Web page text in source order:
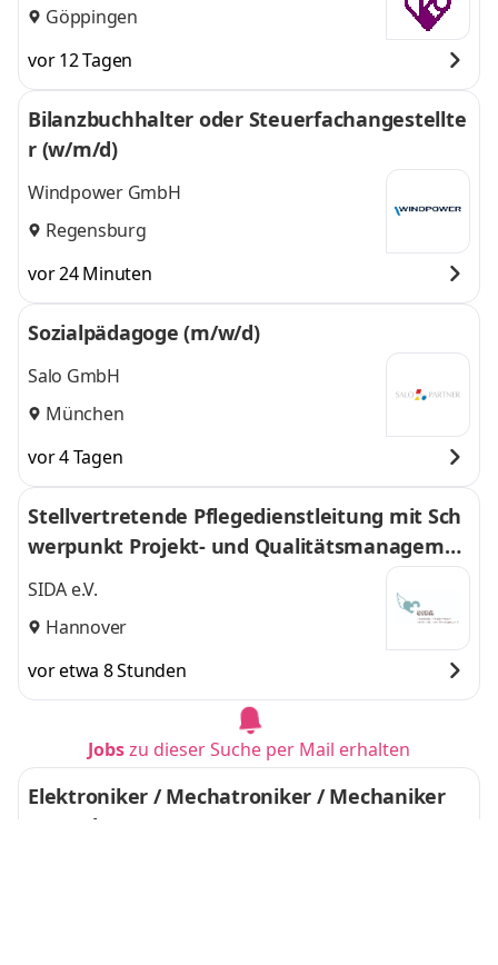
Göppingen
vor 12 Tagen
Bilanzbuchhalter oder Steuerfachangestellte
r (w/m/d)
Windpower GmbH
Regensburg
vor 24 Minuten
Sozialpädagoge (m/w/d)
Salo GmbH
München
vor 4 Tagen
Stellvertretende Pflegedienstleitung mit Sch
werpunkt Projekt- und Qualitätsmanagemen
t
SIDA e.V.
Hannover
vor etwa 8 Stunden
Jobszu dieser Suche per Mail erhalten
Elektroniker / Mechatroniker / Mechaniker
(m/w/d)